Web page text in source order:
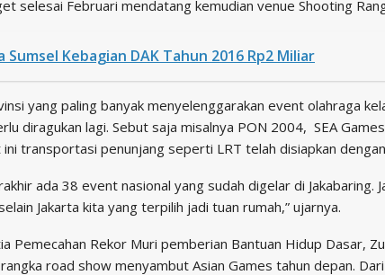
selesai Februari mendatang kemudian venue Shooting
Sumsel Kebagian DAK Tahun 2016 Rp2 Miliar
yang paling banyak menyelenggarakan event olahraga
diragukan lagi. Sebut saja misalnya PON 2004, SEA
transportasi penunjang seperti LRT telah disiapkan
ada 38 event nasional yang sudah digelar di Jakabaring.
Jakarta kita yang terpilih jadi tuan rumah,” ujarnya.
Pemecahan Rekor Muri pemberian Bantuan Hidup Dasar,
road show menyambut Asian Games tahun depan.